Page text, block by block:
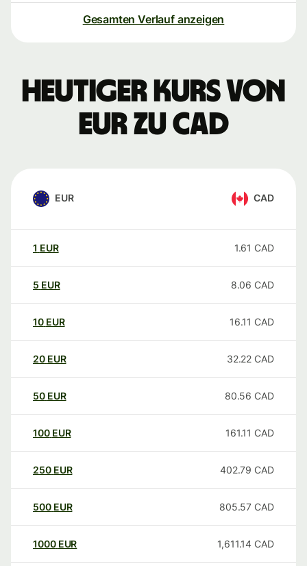
Gesamten Verlauf anzeigen
Heutiger Kurs von
EUR zu CAD
EUR CAD
1 EUR 1.61 CAD
5 EUR 8.06 CAD
10 EUR 16.11 CAD
20 EUR 32.22 CAD
50 EUR 80.56 CAD
100 EUR 161.11 CAD
250 EUR 402.79 CAD
500 EUR 805.57 CAD
1000 EUR 1,611.14 CAD